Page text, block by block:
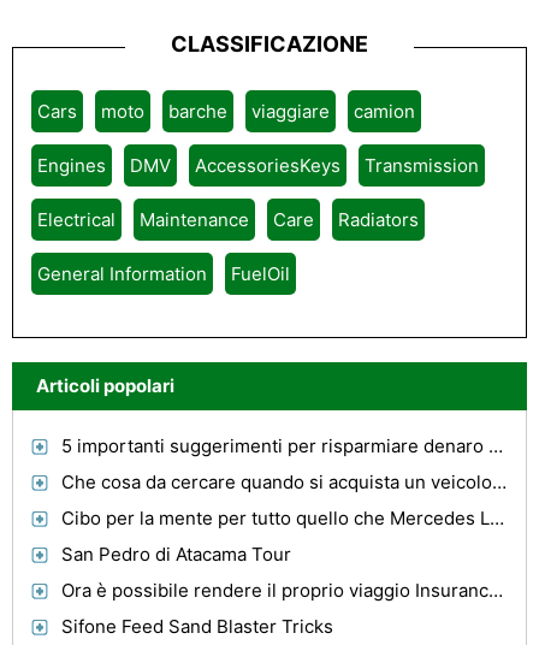
CLASSIFICAZIONE
Cars moto barche viaggiare camion
Engines DMV AccessoriesKeys Transmission
Electrical Maintenance Care Radiators
General Information FuelOil
Articoli popolari
5 importanti suggerimenti per risparmiare denaro sulla benzina
Che cosa da cercare quando si acquista un veicolo con sedia a rotelle
Cibo per la mente per tutto quello che Mercedes Lovers
San Pedro di Atacama Tour
Ora è possibile rendere il proprio viaggio Insurance Plan
Sifone Feed Sand Blaster Tricks